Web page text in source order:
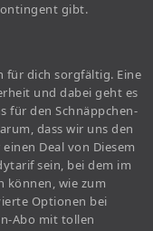
gibt.
für dich sorgfältig. Eine
und dabei geht es
für den Schnäppchen-
dass wir uns den
Deal von Diesem
sein, bei dem im
können, wie zum
Optionen bei
Abo mit tollen